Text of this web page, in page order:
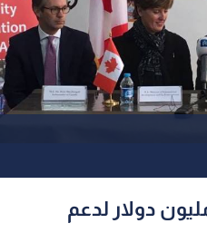
كندية بقيمة 10 مليون دولار لدعم